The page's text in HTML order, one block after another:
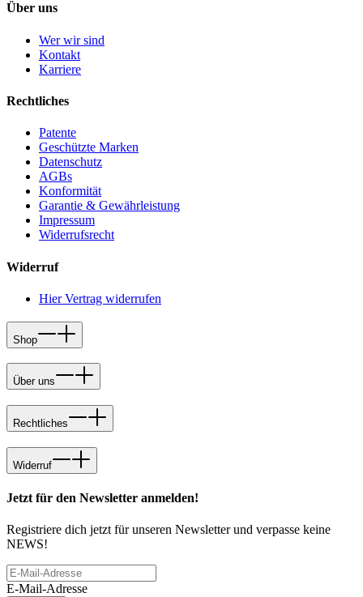
Über uns
Wer wir sind
Kontakt
Karriere
Rechtliches
Patente
Geschützte Marken
Datenschutz
AGBs
Konformität
Garantie & Gewährleistung
Impressum
Widerrufsrecht
Widerruf
Hier Vertrag widerrufen
Shop
Über uns
Rechtliches
Widerruf
Jetzt für den Newsletter anmelden!
Registriere dich jetzt für unseren Newsletter und verpasse keine
NEWS!
E-Mail-Adresse